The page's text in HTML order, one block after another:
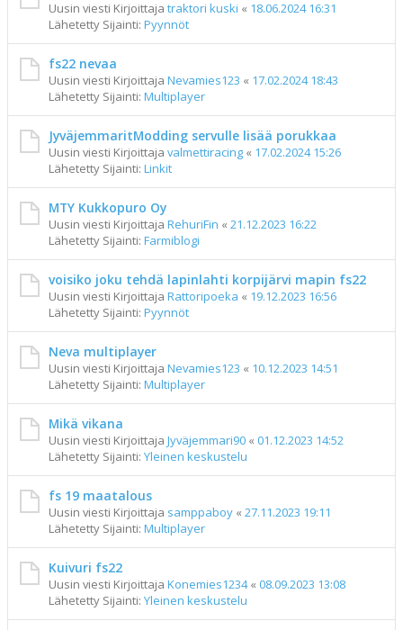
Uusin viesti Kirjoittaja traktori kuski « 18.06.2024 16:31
Lähetetty Sijainti: Pyynnöt
fs22 nevaa
Uusin viesti Kirjoittaja Nevamies123 « 17.02.2024 18:43
Lähetetty Sijainti: Multiplayer
JyväjemmaritModding servulle lisää porukkaa
Uusin viesti Kirjoittaja valmettiracing « 17.02.2024 15:26
Lähetetty Sijainti: Linkit
MTY Kukkopuro Oy
Uusin viesti Kirjoittaja RehuriFin « 21.12.2023 16:22
Lähetetty Sijainti: Farmiblogi
voisiko joku tehdä lapinlahti korpijärvi mapin fs22
Uusin viesti Kirjoittaja Rattoripoeka « 19.12.2023 16:56
Lähetetty Sijainti: Pyynnöt
Neva multiplayer
Uusin viesti Kirjoittaja Nevamies123 « 10.12.2023 14:51
Lähetetty Sijainti: Multiplayer
Mikä vikana
Uusin viesti Kirjoittaja Jyväjemmari90 « 01.12.2023 14:52
Lähetetty Sijainti: Yleinen keskustelu
fs 19 maatalous
Uusin viesti Kirjoittaja samppaboy « 27.11.2023 19:11
Lähetetty Sijainti: Multiplayer
Kuivuri fs22
Uusin viesti Kirjoittaja Konemies1234« 08.09.2023 13:08
Lähetetty Sijainti: Yleinen keskustelu